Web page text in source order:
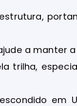
a manter
trilha,
em